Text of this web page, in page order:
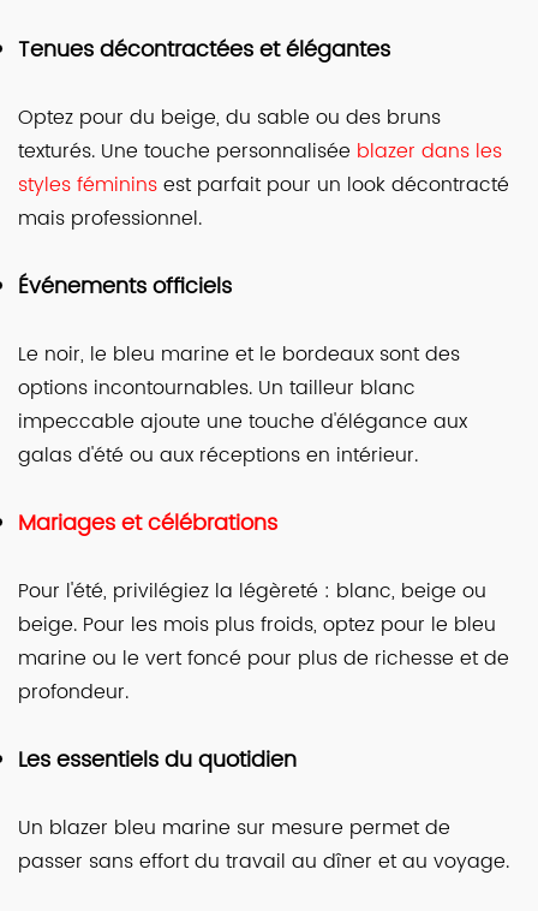
Tenues décontractées et élégantes
Optez pour du beige, du sable ou des bruns
texturés. Une touche personnalisée blazer dans les
styles fémininsest parfait pour un look décontracté
mais professionnel.
Événements officiels
Le noir, le bleu marine et le bordeaux sont des
options incontournables. Un tailleur blanc
impeccable ajoute une touche d'élégance aux
galas d'été ou aux réceptions en intérieur.
Mariages et célébrations
Pour l'été, privilégiez la légèreté : blanc, beige ou
beige. Pour les mois plus froids, optez pour le bleu
marine ou le vert foncé pour plus de richesse et de
profondeur.
Les essentiels du quotidien
Un blazer bleu marine sur mesure permet de
passer sans effort du travail au dîner et au voyage.